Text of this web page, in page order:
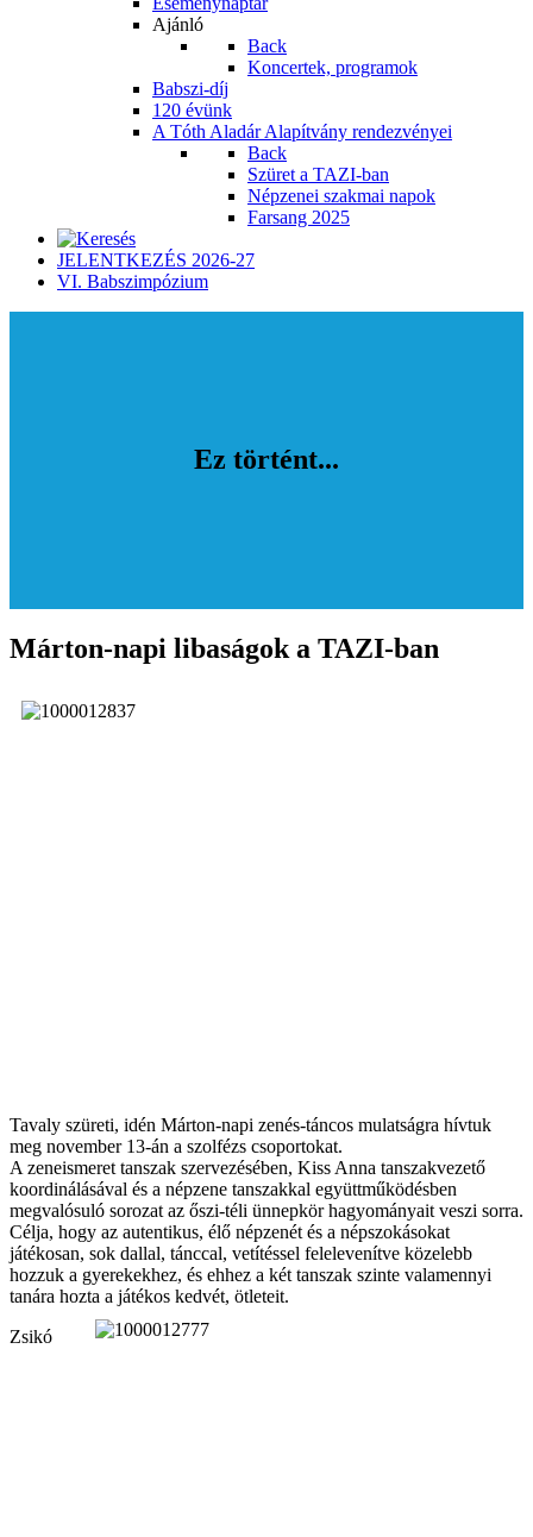
Ajánló
Back
Koncertek, programok
Babszi-díj
120 évünk
A Tóth Aladár Alapítvány rendezvényei
Back
Szüret a TAZI-ban
Népzenei szakmai napok
Farsang 2025
JELENTKEZÉS 2026-27
VI. Babszimpózium
Ez történt...
Márton-napi libaságok a TAZI-ban
Tavaly szüreti, idén Márton-napi zenés-táncos mulatságra hívtuk
meg november 13-án a szolfézs csoportokat.
A zeneismeret tanszak szervezésében, Kiss Anna tanszakvezető
koordinálásával és a népzene tanszakkal együttműködésben
megvalósuló sorozat az őszi-téli ünnepkör hagyományait veszi sorra.
Célja, hogy az autentikus, élő népzenét és a népszokásokat
játékosan, sok dallal, tánccal, vetítéssel felelevenítve közelebb
hozzuk a gyerekekhez, és ehhez a két tanszak szinte valamennyi
tanára hozta a játékos kedvét, ötleteit.
Zsikó